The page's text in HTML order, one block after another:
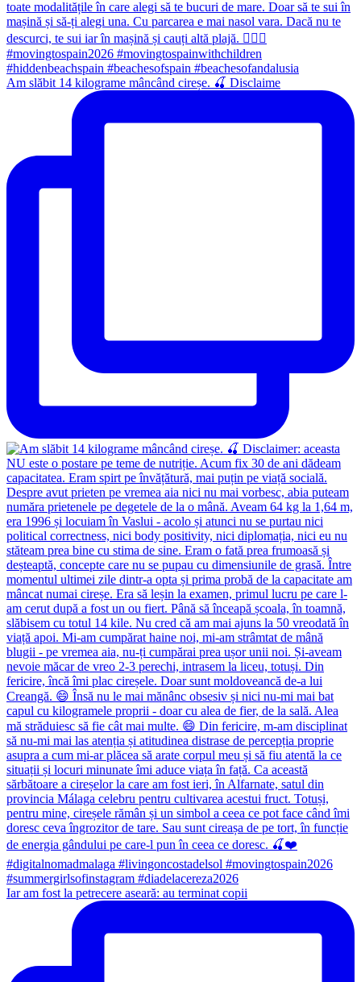
Am slăbit 14 kilograme mâncând cireșe. 🍒 Disclaime
Iar am fost la petrecere aseară: au terminat copii